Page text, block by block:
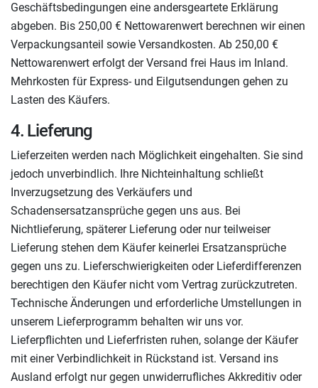
Geschäftsbedingungen eine andersgeartete Erklärung
abgeben. Bis 250,00 € Nettowarenwert berechnen wir einen
Verpackungsanteil sowie Versandkosten. Ab 250,00 €
Nettowarenwert erfolgt der Versand frei Haus im Inland.
Mehrkosten für Express- und Eilgutsendungen gehen zu
Lasten des Käufers.
4. Lieferung
Lieferzeiten werden nach Möglichkeit eingehalten. Sie sind
jedoch unverbindlich. Ihre Nichteinhaltung schließt
Inverzugsetzung des Verkäufers und
Schadensersatzansprüche gegen uns aus. Bei
Nichtlieferung, späterer Lieferung oder nur teilweiser
Lieferung stehen dem Käufer keinerlei Ersatzansprüche
gegen uns zu. Lieferschwierigkeiten oder Lieferdifferenzen
berechtigen den Käufer nicht vom Vertrag zurückzutreten.
Technische Änderungen und erforderliche Umstellungen in
unserem Lieferprogramm behalten wir uns vor.
Lieferpflichten und Lieferfristen ruhen, solange der Käufer
mit einer Verbindlichkeit in Rückstand ist. Versand ins
Ausland erfolgt nur gegen unwiderrufliches Akkreditiv oder